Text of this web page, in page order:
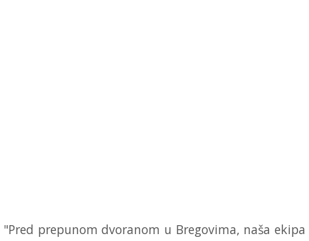
"Pred prepunom dvoranom u Bregovima, naša ekipa